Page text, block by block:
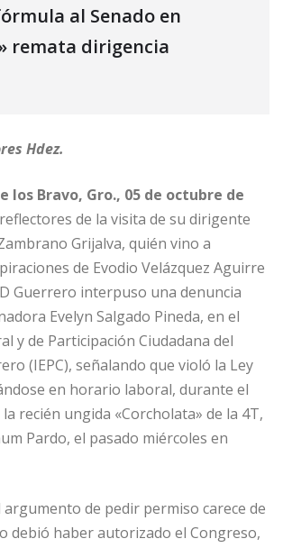
al Senado en
remata dirigencia
Hdez.
los Bravo, Gro., 05 de octubre de
de la visita de su dirigente
Grijalva, quién vino a
de Evodio Velázquez Aguirre
Guerrero interpuso una denuncia
Evelyn Salgado Pineda, en el
y de Participación Ciudadana del
(IEPC), señalando que violó la Ley
en horario laboral, durante el
recién ungida «Corcholata» de la 4T,
Pardo, el pasado miércoles en
argumento de pedir permiso carece de
debió haber autorizado el Congreso,